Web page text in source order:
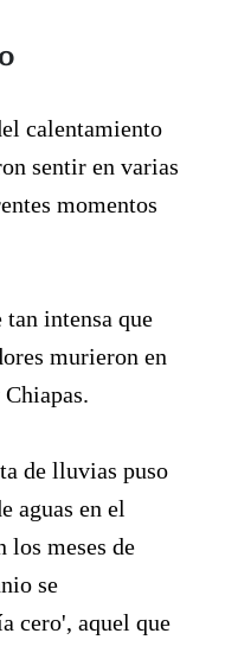
calentamiento
sentir en varias
momentos
intensa que
murieron en
de lluvias puso
aguas en el
los meses de
se
cero', aquel que